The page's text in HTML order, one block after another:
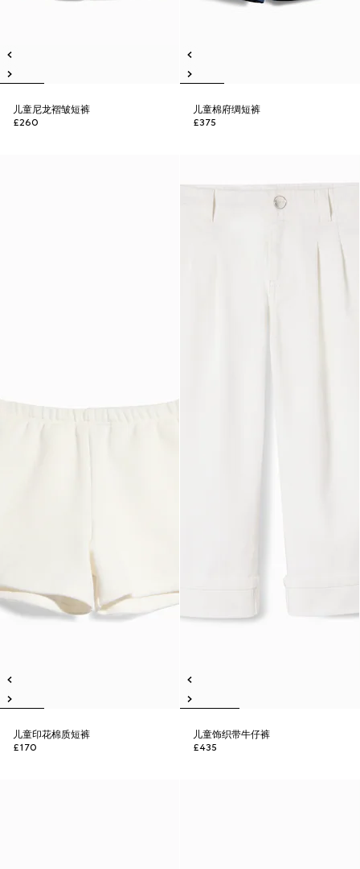
儿童尼龙褶皱短裤
£260
儿童棉府绸短裤
£375
儿童印花棉质短裤
£170
儿童饰织带牛仔裤
£435